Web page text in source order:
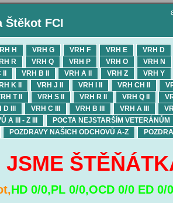
Štěkot FCI
VRH D
VRH E
VRH F
VRH G
H
VRH N
VRH O
VRH P
VRH Q
R
VRH Y
VRH Z
VRH A II
VRH B II
VRH CH II
VRH I II
VRH J II
K II
VRH Q II
VRH R II
VRH S II
T II
VRH A III
VRH B III
VRH C III
III
POCTA NEJSTARŠÍM VETERÁNŮM
A III - Z III
POZDRAVY NAŠICH ODCHOVŮ A-Z
JSME
HD 0/0,PL 0/0,OCD 0/0 ED 0/0